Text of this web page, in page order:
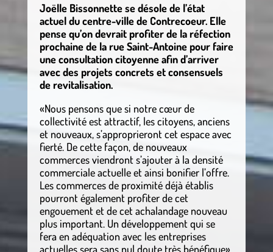
Joëlle Bissonnette se désole de l’état
actuel du centre-ville de Contrecoeur. Elle
pense qu’on devrait profiter de la réfection
prochaine de la rue Saint-Antoine pour faire
une consultation citoyenne afin d’arriver
avec des projets concrets et consensuels
de revitalisation.
«Nous pensons que si notre cœur de
collectivité est attractif, les citoyens, anciens
et nouveaux, s’approprieront cet espace avec
fierté. De cette façon, de nouveaux
commerces viendront s’ajouter à la densité
commerciale actuelle et ainsi bonifier l’offre.
Les commerces de proximité déjà établis
pourront également profiter de cet
engouement et de cet achalandage nouveau
plus important. Un développement qui se
fera en adéquation avec les entreprises
actuelles sera sans nul doute très bénéfique»